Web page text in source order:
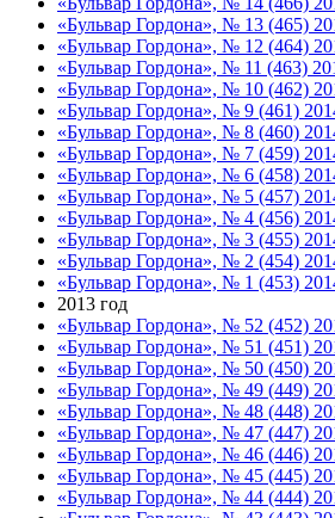
«Бульвар Гордона», № 13 (465)
«Бульвар Гордона», № 12 (464)
«Бульвар Гордона», № 11 (463)
«Бульвар Гордона», № 10 (462)
«Бульвар Гордона», № 9 (461)
«Бульвар Гордона», № 8 (460)
«Бульвар Гордона», № 7 (459)
«Бульвар Гордона», № 6 (458)
«Бульвар Гордона», № 5 (457)
«Бульвар Гордона», № 4 (456)
«Бульвар Гордона», № 3 (455)
«Бульвар Гордона», № 2 (454)
«Бульвар Гордона», № 1 (453)
2013 год
«Бульвар Гордона», № 52 (452)
«Бульвар Гордона», № 51 (451)
«Бульвар Гордона», № 50 (450)
«Бульвар Гордона», № 49 (449)
«Бульвар Гордона», № 48 (448)
«Бульвар Гордона», № 47 (447)
«Бульвар Гордона», № 46 (446)
«Бульвар Гордона», № 45 (445)
«Бульвар Гордона», № 44 (444)